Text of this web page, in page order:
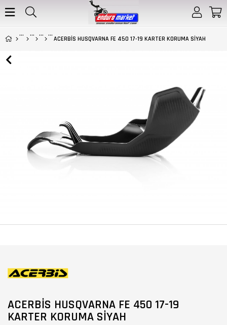
ACERBİS HUSQVARNA FE 450 17-19 KARTER KORUMA SİYAH
ACERBİS HUSQVARNA FE 450 17-19
KARTER KORUMA SİYAH